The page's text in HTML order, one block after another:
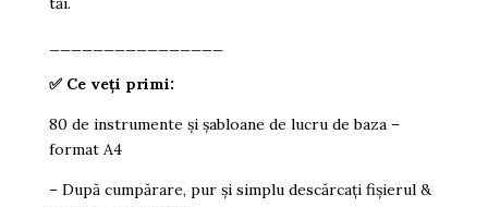
✅Ce veți primi:
80 de instrumente și șabloane de lucru de baza –
format A4
– După cumpărare, pur și simplu descărcați fișierul &